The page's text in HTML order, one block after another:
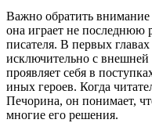
Важно обратить внимание
она играет не последнюю
писателя. В первых
исключительно с
проявляет себя в
иных героев. Когда
Печорина, он понимает,
многие его решения.